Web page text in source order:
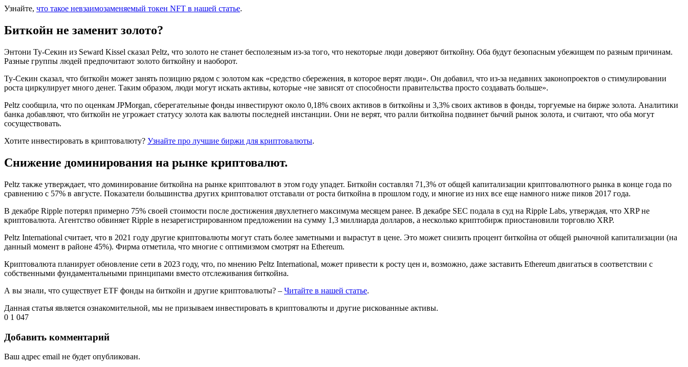
Узнайте, что такое невзаимозаменяемый токен NFT в нашей статье.
Биткойн не заменит золото?
Энтони Ту-Секин из Seward Kissel сказал Peltz, что золото не станет бесполезным из-за того, что некоторые люди доверяют биткойну. Оба будут безопасным убежищем по разным причинам.
Разные группы людей предпочитают золото биткойну и наоборот.
Ту-Секин сказал, что биткойн может занять позицию рядом с золотом как «средство сбережения, в которое верят люди». Он добавил, что из-за недавних законопроектов о стимулировании
роста циркулирует много денег. Таким образом, люди могут искать активы, которые «не зависят от способности правительства просто создавать больше».
Peltz сообщила, что по оценкам JPMorgan, сберегательные фонды инвестируют около 0,18% своих активов в биткойны и 3,3% своих активов в фонды, торгуемые на бирже золота. Аналитики
банка добавляют, что биткойн не угрожает статусу золота как валюты последней инстанции. Они не верят, что ралли биткойна подвинет бычий рынок золота, и считают, что оба могут
сосуществовать.
Хотите инвестировать в криптовалюту? Узнайте про лучшие биржи для криптовалюты.
Снижение доминирования на рынке криптовалют.
Peltz также утверждает, что доминирование биткойна на рынке криптовалют в этом году упадет. Биткойн составлял 71,3% от общей капитализации криптовалютного рынка в конце года по
сравнению с 57% в августе. Показатели большинства других криптовалют отставали от роста биткойна в прошлом году, и многие из них все еще намного ниже пиков 2017 года.
В декабре Ripple потерял примерно 75% своей стоимости после достижения двухлетнего максимума месяцем ранее. В декабре SEC подала в суд на Ripple Labs, утверждая, что XRP не
криптовалюта. Агентство обвиняет Ripple в незарегистрированном предложении на сумму 1,3 миллиарда долларов, а несколько криптобирж приостановили торговлю XRP.
Peltz International считает, что в 2021 году другие криптовалюты могут стать более заметными и вырастут в цене. Это может снизить процент биткойна от общей рыночной капитализации (на
данный момент в районе 45%). Фирма отметила, что многие с оптимизмом смотрят на Ethereum.
Криптовалюта планирует обновление сети в 2023 году, что, по мнению Peltz International, может привести к росту цен и, возможно, даже заставить Ethereum двигаться в соответствии с
собственными фундаментальными принципами вместо отслеживания биткойна.
А вы знали, что существует ETF фонды на биткойн и другие криптовалюты? – Читайте в нашей статье.
Данная статья является ознакомительной, мы не призываем инвестировать в криптовалюты и другие рискованные активы.
0 1 047
Добавить комментарий
Ваш адрес email не будет опубликован.